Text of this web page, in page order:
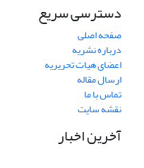
دسترسی سریع
صفحه اصلی
درباره نشریه
اعضای هیات تحریریه
ارسال مقاله
تماس با ما
نقشه سایت
آخرین اخبار